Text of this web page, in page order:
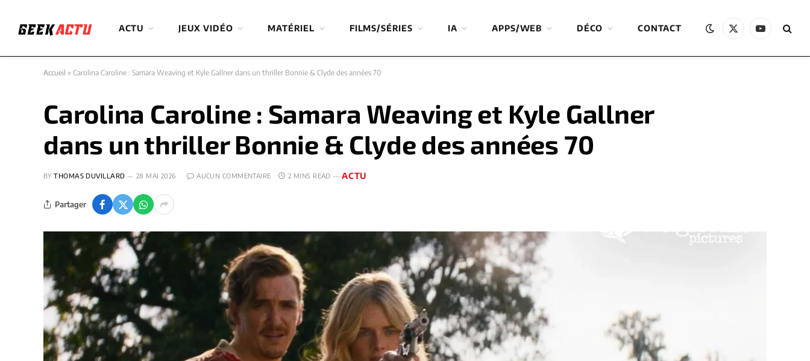
ACTU JEUX VIDÉO MATÉRIEL FILMS/SÉRIES IA APPS/WEB DÉCO CONTACT
X
YouTube
Accueil » Carolina Caroline : Samara Weaving et Kyle Gallner dans un thriller Bonnie & Clyde des années 70
Carolina Caroline : Samara Weaving et Kyle Gallner
dans un thriller Bonnie & Clyde des années 70
BY THOMAS DUVILLARD 28 MAI 2026 AUCUN COMMENTAIRE 2 MINS READ ACTU
Partager